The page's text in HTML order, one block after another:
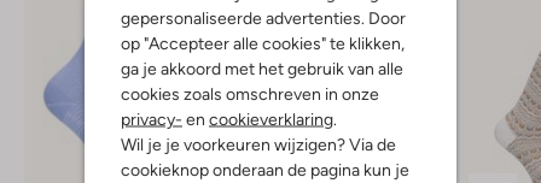
gepersonaliseerde advertenties. Door
op "Accepteer alle cookies" te klikken,
ga je akkoord met het gebruik van alle
cookies zoals omschreven in onze
privacy- en cookieverklaring
Wil je je voorkeuren wijzigen? Via de
cookieknop onderaan de pagina kun je